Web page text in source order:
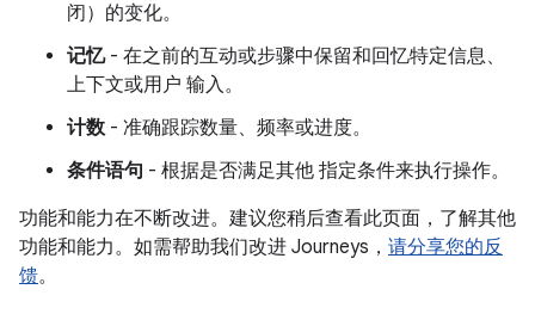
闭）的变化。
记忆- 在之前的互动或步骤中保留和回忆特定信息、
上下文或用户 输入。
计数- 准确跟踪数量、频率或进度。
条件语句 - 根据是否满足其他 指定条件来执行操作。
功能和能力在不断改进。建议您稍后查看此页面，了解其他
功能和能力。如需帮助我们改进 Journeys， 请分享您的反
馈。